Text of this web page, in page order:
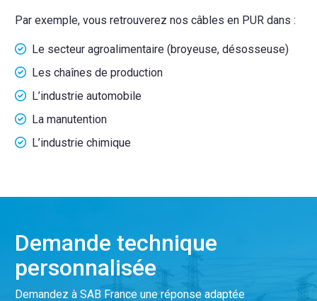
Par exemple, vous retrouverez nos câbles en PUR dans :
Le secteur agroalimentaire (broyeuse, désosseuse)
Les chaînes de production
L’industrie automobile
La manutention
L’industrie chimique
Demande technique
personnalisée
Demandez à SAB France une réponse adaptée